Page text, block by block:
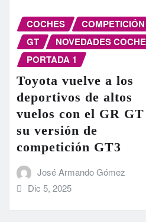
COCHES
COMPETICIÓN
GT
NOVEDADES
PORTADA 1
Toyota vuelve a los
deportivos de altos
vuelos con el GR
su versión de
competición GT3
José Armando Gómez
Dic 5, 2025